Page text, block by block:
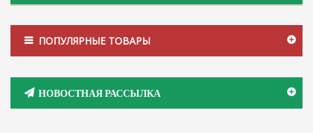
ПОПУЛЯРНЫЕ ТОВАРЫ
НОВОСТНАЯ РАССЫЛКА